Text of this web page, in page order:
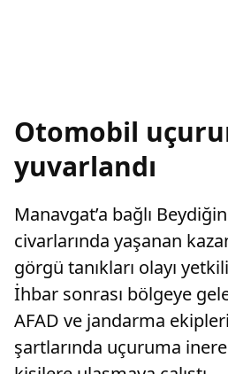
Otomobil
yuvarlandı
Manavgat’a bağlı
civarlarında yaşanan
görgü tanıkları olayı
İhbar sonrası bölgeye
AFAD ve jandarma
şartlarında uçuruma